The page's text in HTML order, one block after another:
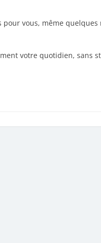
vous, même
votre quotidien, sans